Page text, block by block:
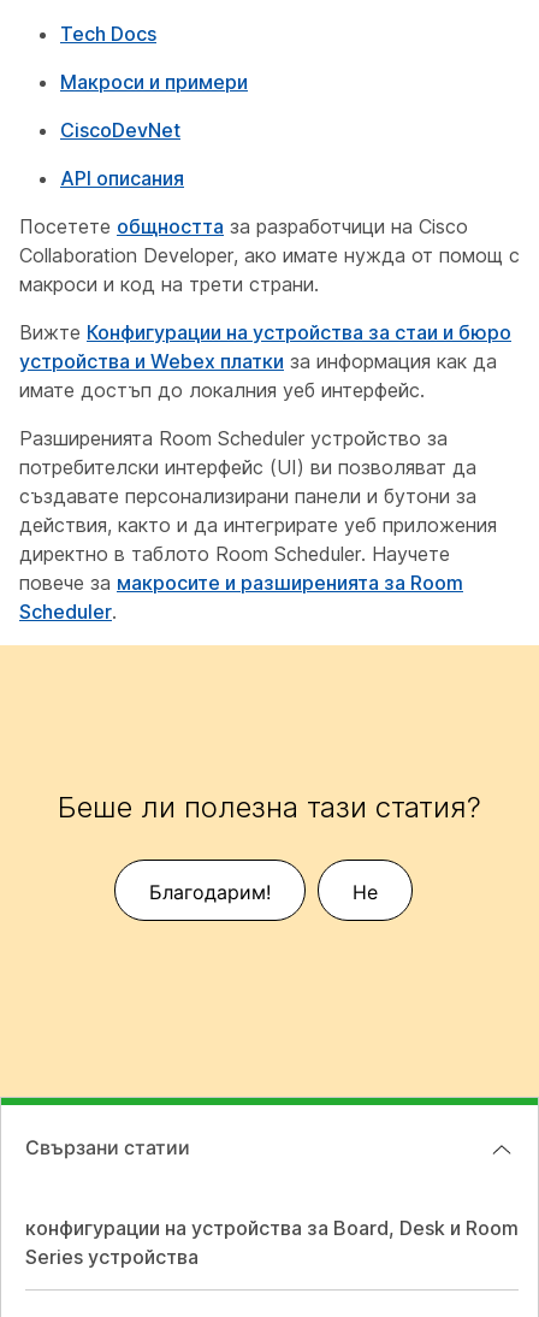
Tech Docs
Макроси и примери
CiscoDevNet
API описания
Посетете общността за разработчици на Cisco
Collaboration Developer, ако имате нужда от помощ с
макроси и код на трети страни.
Вижте Конфигурации на устройства за стаи и бюро
устройства и Webex платки за информация как да
имате достъп до локалния уеб интерфейс.
Разширенията Room Scheduler устройство за
потребителски интерфейс (UI) ви позволяват да
създавате персонализирани панели и бутони за
действия, както и да интегрирате уеб приложения
директно в таблото Room Scheduler. Научете
повече за макросите и разширенията за Room
Scheduler.
Беше ли полезна тази статия?
Благодарим! Не
Свързани статии
конфигурации на устройства за Board, Desk и Room
Series устройства